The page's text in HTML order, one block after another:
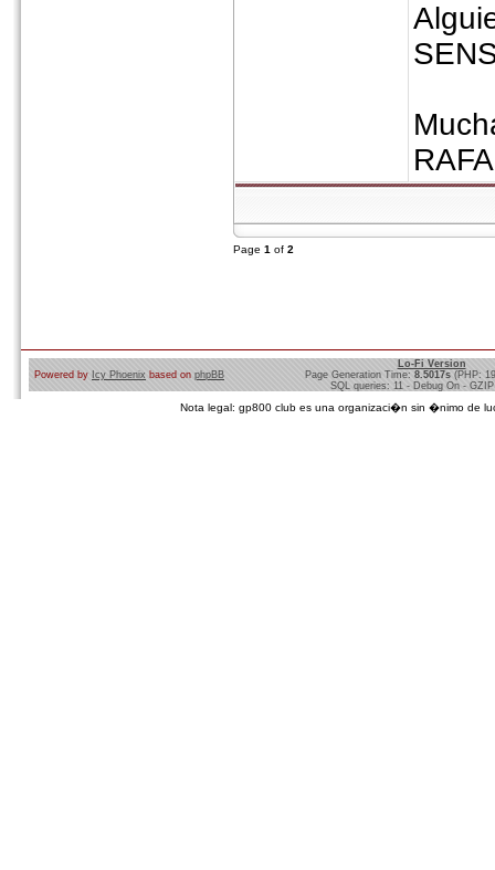
Page 1 of 2
Powered by Icy Phoenix based on phpBB
Lo-Fi Version
Page Generation Time: 8.5017s (PHP:
SQL queries: 11 - Debug On - GZIP
Nota legal: gp800 club es una organizaci�n sin �nimo de